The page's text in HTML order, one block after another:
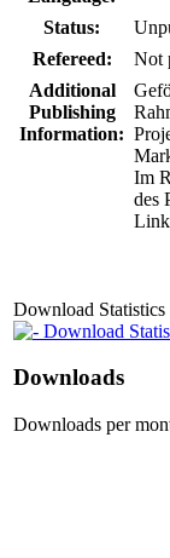
Status:
Refereed:
Not
Additional
Publishing
Information:
Im
des
Download Statistics
Download
Downloads
Downloads per